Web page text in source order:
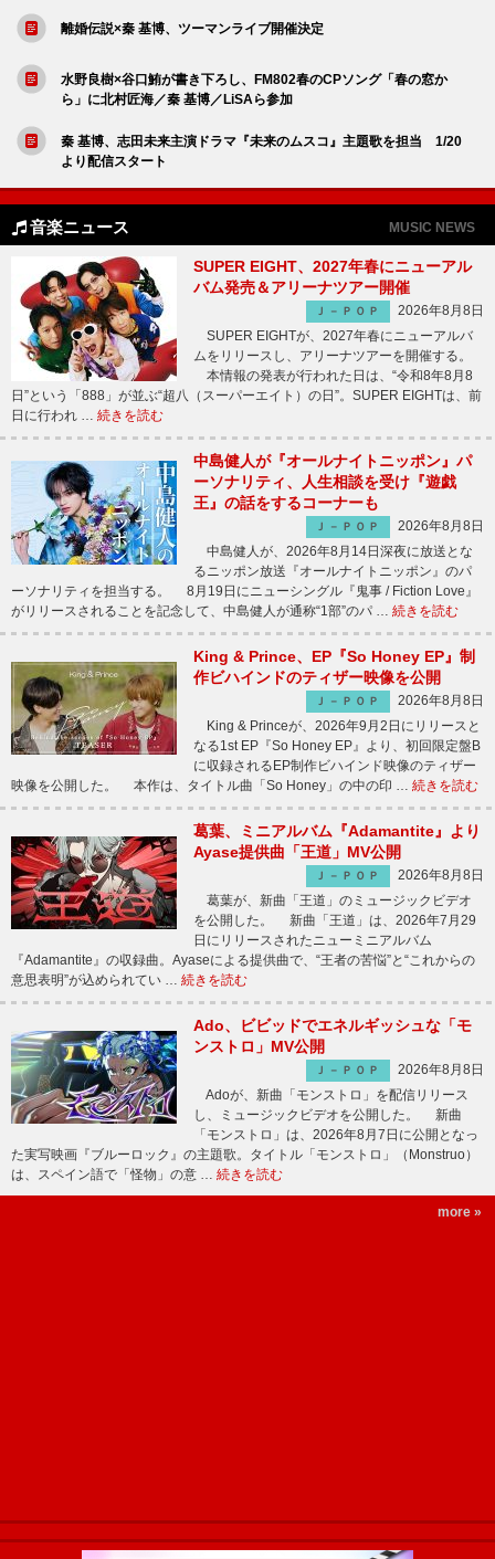
離婚伝説×秦 基博、ツーマンライブ開催決定
水野良樹×谷口鮪が書き下ろし、FM802春のCPソング「春の窓か
ら」に北村匠海／秦 基博／LiSAら参加
秦 基博、志田未来主演ドラマ『未来のムスコ』主題歌を担当 1/20
より配信スタート
音楽ニュース MUSIC NEWS
SUPER EIGHT、2027年春にニューアル
バム発売＆アリーナツアー開催
Ｊ－ＰＯＰ
2026年8月8日
SUPER EIGHTが、2027年春にニューアルバ
ムをリリースし、アリーナツアーを開催する。
本情報の発表が行われた日は、“令和8年8月8
日”という「888」が並ぶ“超八（スーパーエイト）の日”。SUPER EIGHTは、前
日に行われ … 続きを読む
中島健人が『オールナイトニッポン』パ
ーソナリティ、人生相談を受け『遊戯
王』の話をするコーナーも
Ｊ－ＰＯＰ
2026年8月8日
中島健人が、2026年8月14日深夜に放送とな
るニッポン放送『オールナイトニッポン』のパ
ーソナリティを担当する。 8月19日にニューシングル『鬼事 / Fiction Love』
がリリースされることを記念して、中島健人が通称“1部”のパ … 続きを読む
King & Prince、EP『So Honey EP』制
作ビハインドのティザー映像を公開
Ｊ－ＰＯＰ
2026年8月8日
King & Princeが、2026年9月2日にリリースと
なる1st EP『So Honey EP』より、初回限定盤B
に収録されるEP制作ビハインド映像のティザー
映像を公開した。 本作は、タイトル曲「So Honey」の中の印 … 続きを読む
葛葉、ミニアルバム『Adamantite』より
Ayase提供曲「王道」MV公開
Ｊ－ＰＯＰ
2026年8月8日
葛葉が、新曲「王道」のミュージックビデオ
を公開した。 新曲「王道」は、2026年7月29
日にリリースされたニューミニアルバム
『Adamantite』の収録曲。Ayaseによる提供曲で、“王者の苦悩”と“これからの
意思表明”が込められてい … 続きを読む
Ado、ビビッドでエネルギッシュな「モ
ンストロ」MV公開
Ｊ－ＰＯＰ
2026年8月8日
Adoが、新曲「モンストロ」を配信リリース
し、ミュージックビデオを公開した。 新曲
「モンストロ」は、2026年8月7日に公開となっ
た実写映画『ブルーロック』の主題歌。タイトル「モンストロ」（Monstruo）
は、スペイン語で「怪物」の意 … 続きを読む
more »